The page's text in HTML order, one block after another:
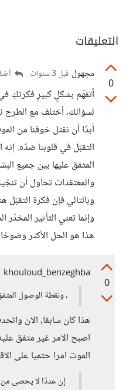
التعليقات
0
مجهول قبل 3 سنوات
أتفهّم بشكلٍ كبيرٍ فكرتكِ
لسؤالك، أختلف مع الطرح
أبدًا أن نقتل خوفنا من
التقبّل في قلوبنا ضدّه.
المتفق عليها بين جميع
والمعتقدات تحاول أن
وبالتالي فإن فكرة التقبّل
وإنما تعني التأثير
هذا هو الحل الأكثر وضوحًا
0
khouloud_benzeghba
، ونقطة الوصول
هذا كان سابقا، الان
اصبح الامر غير متفق
الموت امرا حتميا على
إن عددًا لا يحصى من